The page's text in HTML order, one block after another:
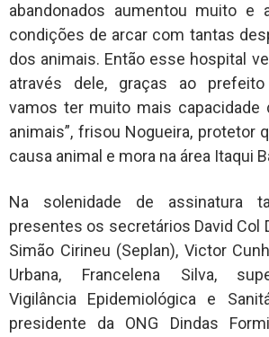
abandonados aumentou muito e
condições de arcar com tantas
dos animais. Então esse hospital
através dele, graças ao prefeito
vamos ter muito mais capacidade
animais”, frisou Nogueira, protetor
causa animal e mora na área Itaqui
Na solenidade de assinatura
presentes os secretários David Col
Simão Cirineu (Seplan), Victor
Urbana, Francelena Silva,
Vigilância Epidemiológica e
presidente da ONG Dindas